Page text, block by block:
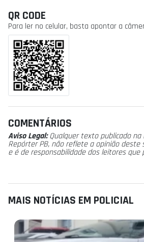
QR CODE
Para ler no celular, basta apontar a
COMENTÁRIOS
Aviso Legal:Qualquer texto publicado
Repórter PB, não reflete a opinião
e é de responsabilidade dos leitores que
MAIS NOTÍCIAS EM POLICIAL